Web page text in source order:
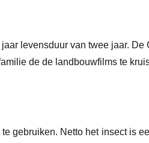
levensduur van twee jaar. De
de de landbouwfilms te
gebruiken. Netto het insect is